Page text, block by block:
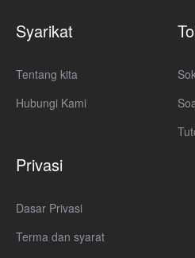
Syarikat
Tentang kita
Hubungi Kami
Privasi
Dasar Privasi
Terma dan syarat